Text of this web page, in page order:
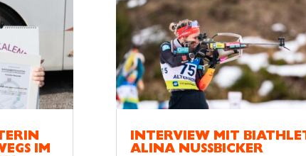
IM
INTERVIEW MIT
ALINA NUSSBICKER